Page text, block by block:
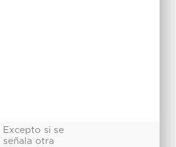
Excepto si se
señala otra